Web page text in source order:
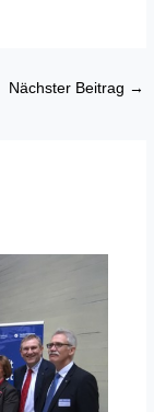
Nächster Beitrag →